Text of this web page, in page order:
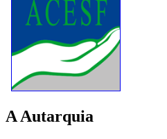
A Autarquia